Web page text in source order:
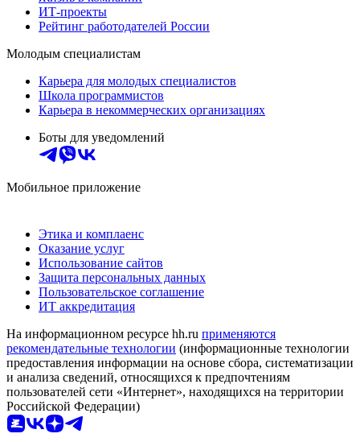
ИТ-проекты
Рейтинг работодателей России
Молодым специалистам
Карьера для молодых специалистов
Школа программистов
Карьера в некоммерческих организациях
Боты для уведомлений
Мобильное приложение
Этика и комплаенс
Оказание услуг
Использование сайтов
Защита персональных данных
Пользовательское соглашение
ИТ аккредитация
На информационном ресурсе hh.ru применяются
рекомендательные технологии (информационные технологии
предоставления информации на основе сбора, систематизации
и анализа сведений, относящихся к предпочтениям
пользователей сети «Интернет», находящихся на территории
Российской Федерации)